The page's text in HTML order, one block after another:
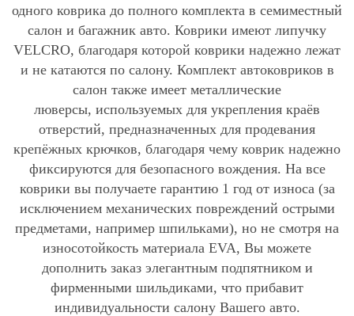
одного коврика до полного комплекта в семиместный
салон и багажник авто. Коврики имеют липучку
VELCRO, благодаря которой коврики надежно лежат
и не катаются по салону. Комплект автоковриков в
салон также имеет металлические
люверсы, используемых для укрепления краёв
отверстий, предназначенных для продевания
крепёжных крючков, благодаря чему коврик надежно
фиксируются для безопасного вождения. На все
коврики вы получаете гарантию 1 год от износа (за
исключением механических повреждений острыми
предметами, например шпильками), но не смотря на
износотойкость материала EVA, Вы можете
дополнить заказ элегантным подпятником и
фирменными шильдиками, что прибавит
индивидуальности салону Вашего авто.